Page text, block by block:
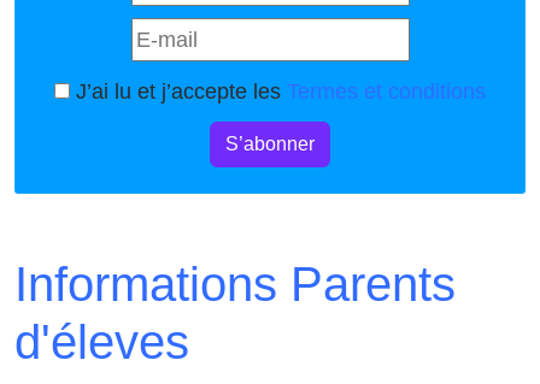
J’ai lu et j’accepte les Termes et conditions
S’abonner
Informations Parents
d'éleves